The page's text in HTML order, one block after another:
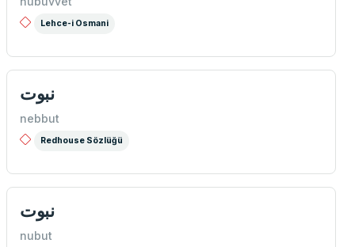
Lehce-i Osmani
نبوت
nebbut
Redhouse Sözlüğü
نبوت
nubut